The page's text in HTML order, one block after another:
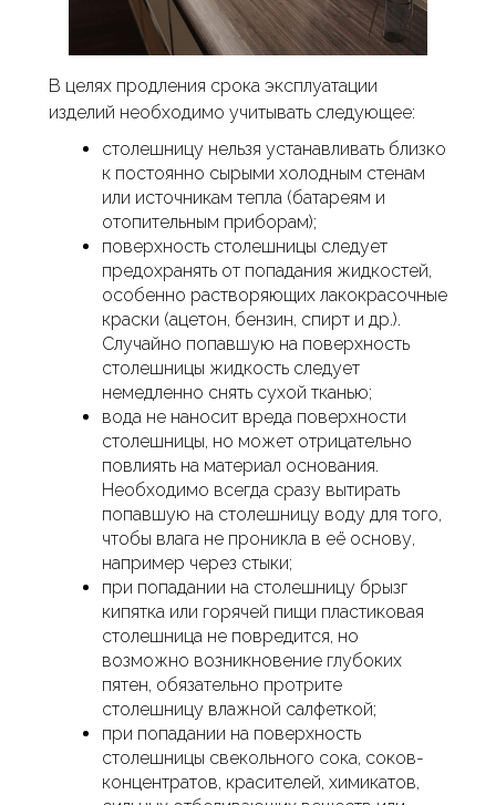
В целях продления срока эксплуатации
изделий необходимо учитывать следующее:
столешницу нельзя устанавливать близко
к постоянно сырыми холодным стенам
или источникам тепла (батареям и
отопительным приборам);
поверхность столешницы следует
предохранять от попадания жидкостей,
особенно растворяющих лакокрасочные
краски (ацетон, бензин, спирт и др.).
Случайно попавшую на поверхность
столешницы жидкость следует
немедленно снять сухой тканью;
вода не наносит вреда поверхности
столешницы, но может отрицательно
повлиять на материал основания.
Необходимо всегда сразу вытирать
попавшую на столешницу воду для того,
чтобы влага не проникла в её основу,
например через стыки;
при попадании на столешницу брызг
кипятка или горячей пищи пластиковая
столешница не повредится, но
возможно возникновение глубоких
пятен, обязательно протрите
столешницу влажной салфеткой;
при попадании на поверхность
столешницы свекольного сока, соков-
концентратов, красителей, химикатов,